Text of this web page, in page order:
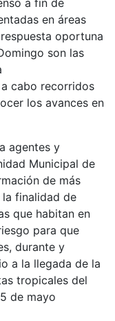
a fin de
en áreas
oportuna
son las
cabo recorridos
los avances en
agentes y
Municipal de
de más
finalidad de
que habitan en
para que
durante y
a la llegada de la
tropicales del
de mayo